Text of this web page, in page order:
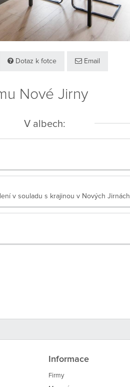
Dotaz k fotce Email
Nové Jirny
V albech:
v souladu s krajinou v Nových Jirnách
Informace
Firmy